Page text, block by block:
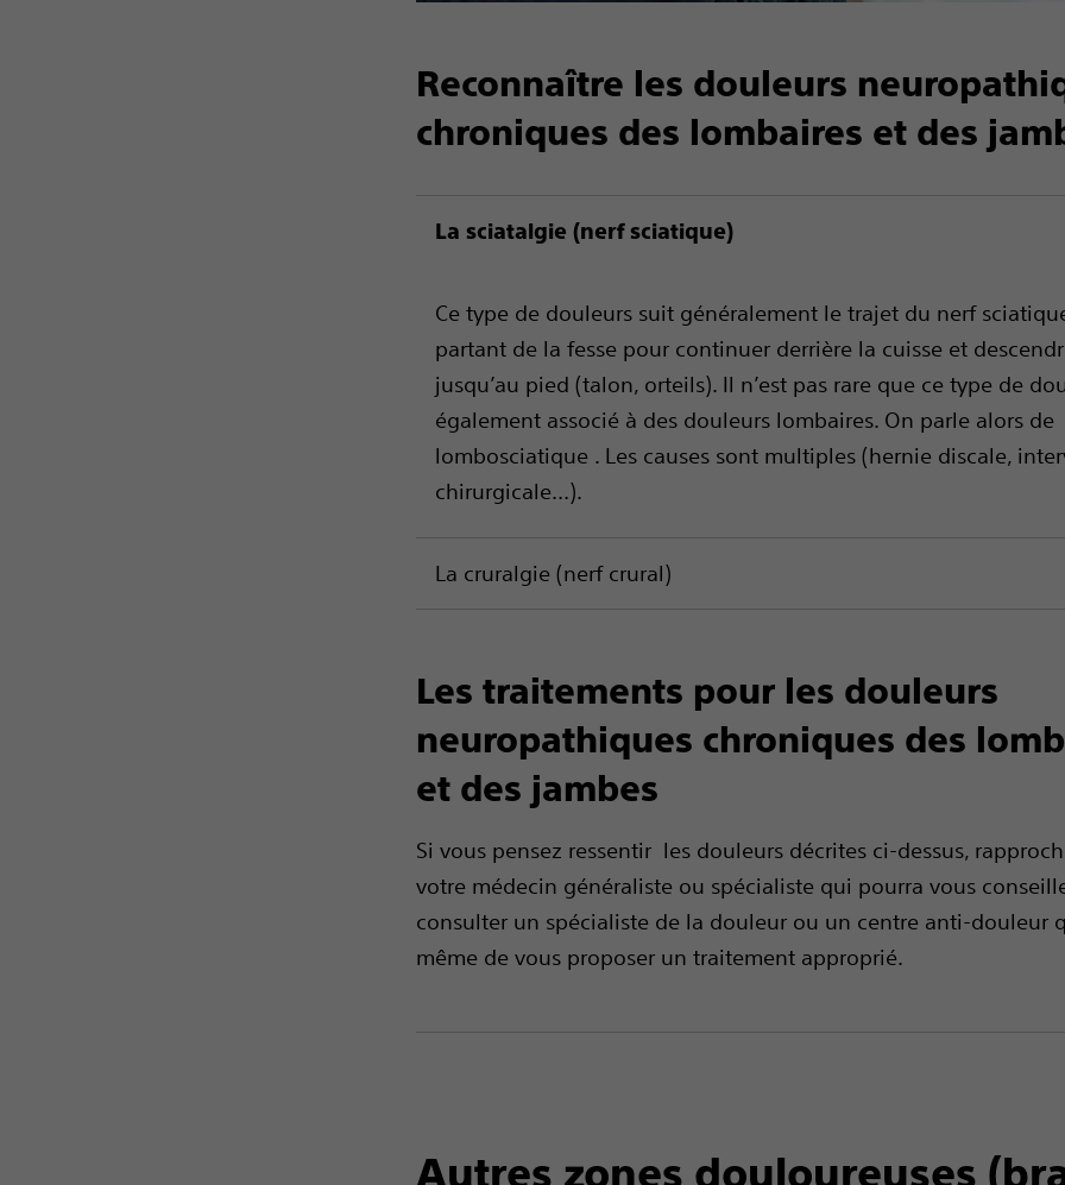
Reconnaître les douleurs
chroniques des lombaires et des
La sciatalgie (nerf sciatique)
Ce type de douleurs suit généralement le trajet du nerf
partant de la fesse pour continuer derrière la cuisse et
jusqu’au pied (talon, orteils). Il n’est pas rare que ce type de
également associé à des douleurs lombaires. On parle alors de
lombosciatique . Les causes sont multiples (hernie discale,
chirurgicale…).
La cruralgie (nerf crural)
Les traitements pour les douleurs
neuropathiques chroniques des
et des jambes
Si vous pensez ressentir les douleurs décrites ci-dessus,
votre médecin généraliste ou spécialiste qui pourra vous
consulter un spécialiste de la douleur ou un centre anti-douleur
même de vous proposer un traitement approprié.
Autres zones douloureuses